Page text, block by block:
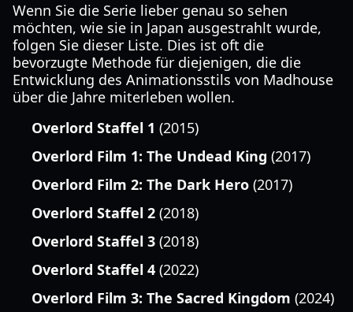
Wenn Sie die Serie lieber genau so sehen
möchten, wie sie in Japan ausgestrahlt wurde,
folgen Sie dieser Liste. Dies ist oft die
bevorzugte Methode für diejenigen, die die
Entwicklung des Animationsstils von Madhouse
über die Jahre miterleben wollen.
Overlord Staffel 1 (2015)
Overlord Film 1: The Undead King (2017)
Overlord Film 2: The Dark Hero (2017)
Overlord Staffel 2 (2018)
Overlord Staffel 3 (2018)
Overlord Staffel 4 (2022)
Overlord Film 3: The Sacred Kingdom (2024)